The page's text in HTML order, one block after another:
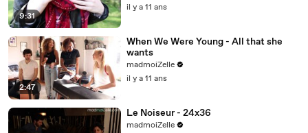
9:31
il y a 11 ans
2:47
When We Were Young - All that she
wants
madmoiZelle
il y a 11 ans
Le Noiseur - 24x36
madmoiZelle